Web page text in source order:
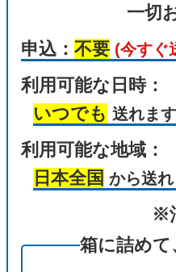
一切
申込： 不要 (今すぐ
利用可能な日時：
いつでも 送れます
利用可能な地域：
日本全国 から送
※
箱に詰めて